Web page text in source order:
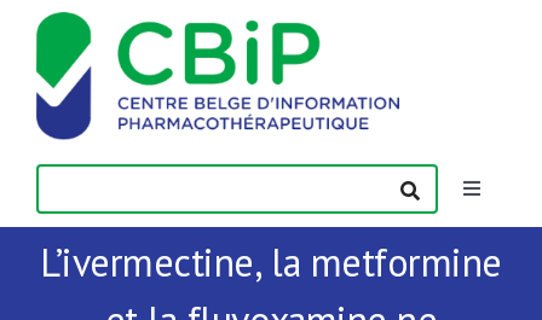
Passer
contenu
Toggle
Actualités
L’ivermectine, la metformine